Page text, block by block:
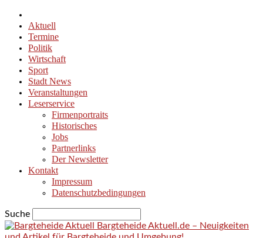
Aktuell
Termine
Politik
Wirtschaft
Sport
Stadt News
Veranstaltungen
Leserservice
Firmenportraits
Historisches
Jobs
Partnerlinks
Der Newsletter
Kontakt
Impressum
Datenschutzbedingungen
Suche
Bargteheide Aktuell.de – Neuigkeiten